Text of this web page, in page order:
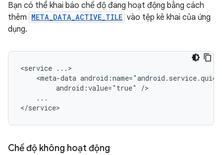
Bạn có thể khai báo chế độ đang hoạt động bằng cách
thêm META_DATA_ACTIVE_TILE vào tệp kê khai của ứng
dụng.
<service
<meta-data
android:value="true"
...
Chế độ không hoạt động